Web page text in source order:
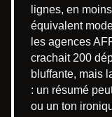
lignes, en
équivalent
les agences
crachait 200
bluffante, mais
: un résumé
ou un ton